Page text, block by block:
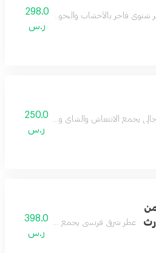
شتوي فاخر بالأخشاب والبخور والباتشولي
298.0
ر.س
يجمع الانتعاش والشاي وخشب250.0
ر.س
عطر شرقي فرنسي يجمع الورد والأخشاب
398.0
ر.س